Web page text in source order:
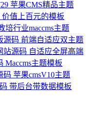
苹果CMS精品主题
值上百元的模板
培行业maccms主题
码 前端自适应双主题
站源码 自适应全屏高端
Maccms主题模板
苹果cmsV10主题
带后台带数据模板